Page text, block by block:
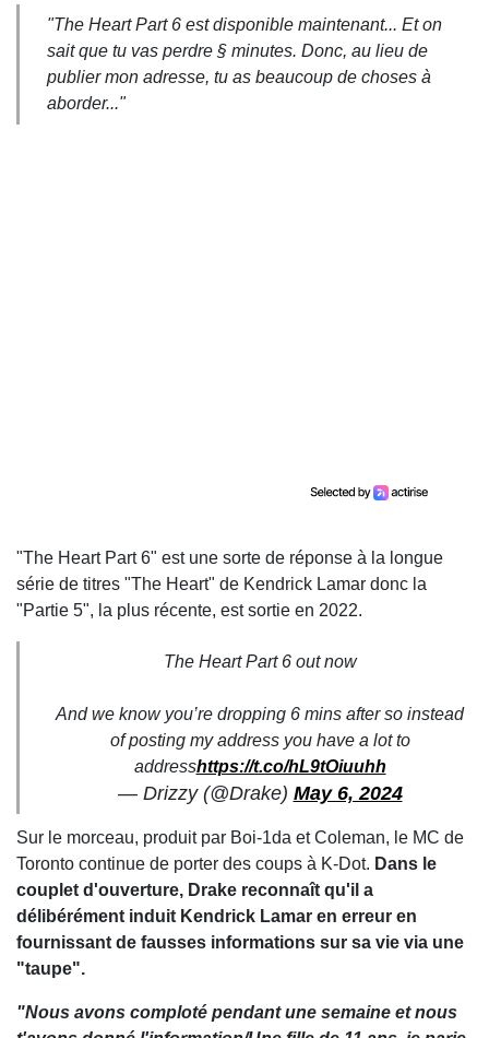
"The Heart Part 6 est disponible maintenant... Et on
sait que tu vas perdre § minutes. Donc, au lieu de
publier mon adresse, tu as beaucoup de choses à
aborder..."
"The Heart Part 6" est une sorte de réponse à la longue
série de titres "The Heart" de Kendrick Lamar donc la
"Partie 5", la plus récente, est sortie en 2022.
The Heart Part 6 out now
And we know you’re dropping 6 mins after so instead
of posting my address you have a lot to
addresshttps://t.co/hL9tOiuuhh
— Drizzy (@Drake) May 6, 2024
Sur le morceau, produit par Boi-1da et Coleman, le MC de
Toronto continue de porter des coups à K-Dot. Dans le
couplet d'ouverture, Drake reconnaît qu'il a
délibérément induit Kendrick Lamar en erreur en
fournissant de fausses informations sur sa vie via une
"taupe".
"Nous avons comploté pendant une semaine et nous